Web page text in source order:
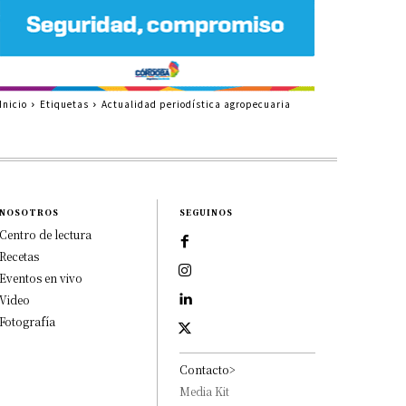
Etiquetas Actualidad periodística agropecuaria
de lectura
en vivo
SEGUINOS
Contacto>
Media Kit